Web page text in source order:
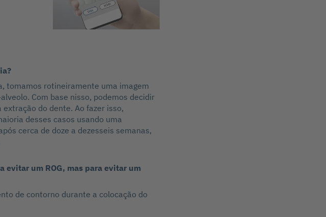
tomamos rotineiramente uma imagem
Com base nisso, podemos decidir
do dente. Ao fazer isso,
desses casos usando uma
cerca de doze a dezesseis semanas,
evitar um ROG, mas para evitar um
de contorno durante a colocação do